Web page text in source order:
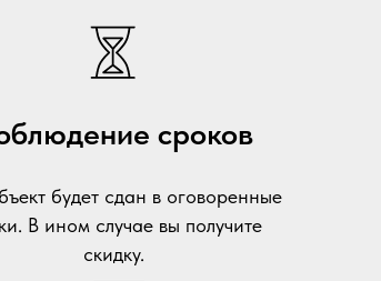
сроков
будет сдан в оговоренные
В ином случае вы получите
скидку.